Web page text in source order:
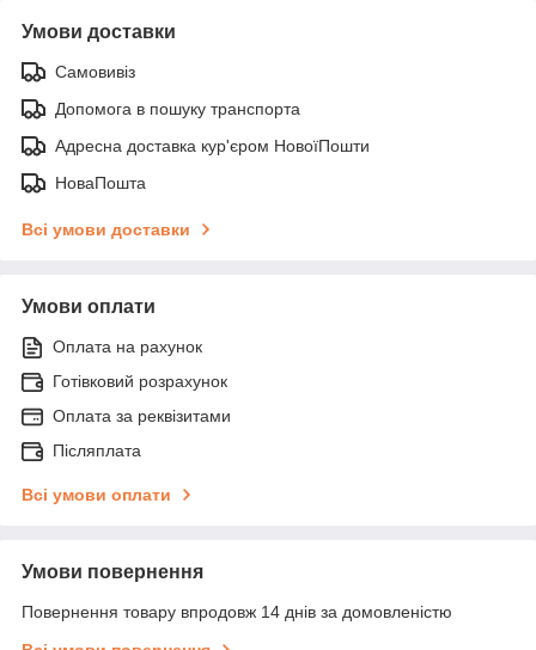
Умови доставки
Самовивіз
Допомога в пошуку транспорта
Адресна доставка кур'єром НовоїПошти
НоваПошта
Всі умови доставки
Умови оплати
Оплата на рахунок
Готівковий розрахунок
Оплата за реквізитами
Післяплата
Всі умови оплати
Умови повернення
Повернення товару впродовж 14 днів за домовленістю